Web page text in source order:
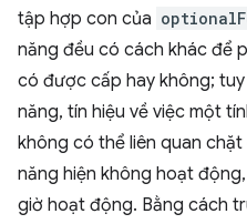
tập hợp con của
năng đều có cách khác để
có được cấp hay không;
năng, tín hiệu về việc một
không có thể liên quan
năng hiện không hoạt
giờ hoạt động. Bằng cách